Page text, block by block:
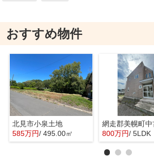
おすすめ物件
北見市小泉土地
585万円/ 495.00㎡
網走郡美幌町
800万円/ 5LDK